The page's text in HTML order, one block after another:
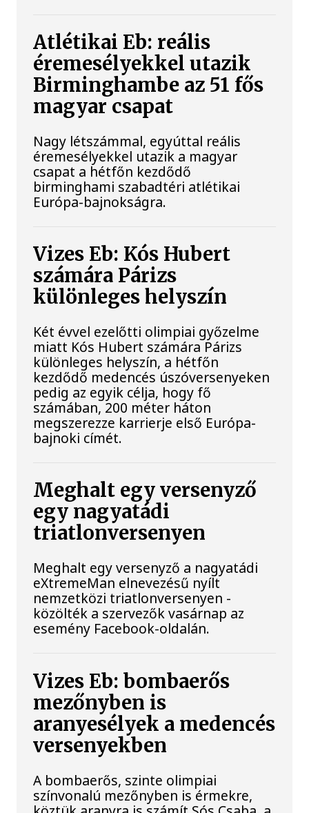
Atlétikai Eb: reális
éremesélyekkel utazik
Birminghambe az 51 fős
magyar csapat
Nagy létszámmal, egyúttal reális
éremesélyekkel utazik a magyar
csapat a hétfőn kezdődő
birminghami szabadtéri atlétikai
Európa-bajnokságra.
Vizes Eb: Kós Hubert
számára Párizs
különleges helyszín
Két évvel ezelőtti olimpiai győzelme
miatt Kós Hubert számára Párizs
különleges helyszín, a hétfőn
kezdődő medencés úszóversenyeken
pedig az egyik célja, hogy fő
számában, 200 méter háton
megszerezze karrierje első Európa-
bajnoki címét.
Meghalt egy versenyző
egy nagyatádi
triatlonversenyen
Meghalt egy versenyző a nagyatádi
eXtremeMan elnevezésű nyílt
nemzetközi triatlonversenyen -
közölték a szervezők vasárnap az
esemény Facebook-oldalán.
Vizes Eb: bombaerős
mezőnyben is
aranyesélyek a medencés
versenyekben
A bombaerős, szinte olimpiai
színvonalú mezőnyben is érmekre,